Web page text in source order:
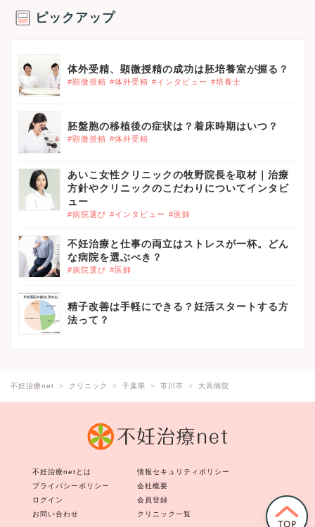
ピックアップ
体外受精、顕微授精の成功は胚培養室が握る？
#顕微授精 #体外受精 #インタビュー #培養士
胚盤胞の移植後の症状は？着床時期はいつ？
#顕微授精 #体外受精
あいこ女性クリニックの牧野院長を取材｜治療
方針やクリニックのこだわりについてインタビ
ュー
#病院選び #インタビュー #医師
不妊治療と仕事の両立はストレスが一杯。どん
な病院を選ぶべき？
#病院選び #医師
精子改善は手軽にできる？妊活スタートする方
法って？
不妊治療net クリニック 千葉県 市川市 大高病院
不妊治療netとは
情報セキュリティポリシー
プライバシーポリシー
会社概要
ログイン
会員登録
お問い合わせ
クリニック一覧